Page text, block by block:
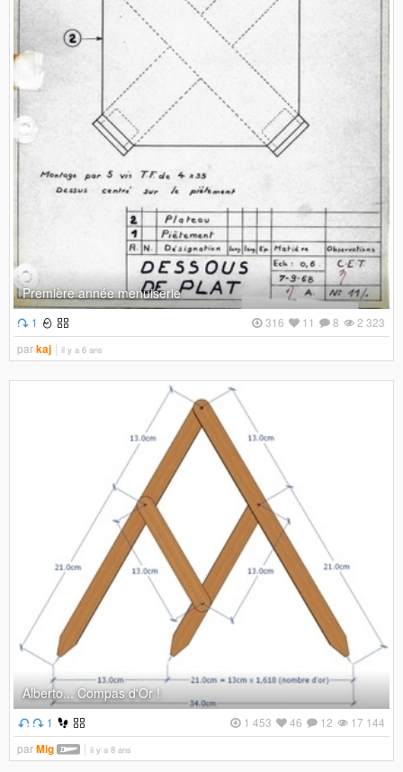
Première année menuiserie
1 2 323
8
11
316
parkaj il y a 6 ans
Alberto... Compas d'Or !
1 17 144
12
46
1 453
parMig il y a 8 ans